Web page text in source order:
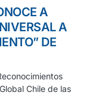
A
A
DE
Chile de las